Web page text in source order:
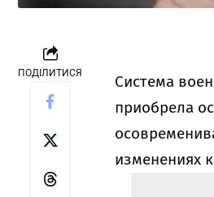
ПОДІЛИТИСЯ
Система
приобрела
изменениях